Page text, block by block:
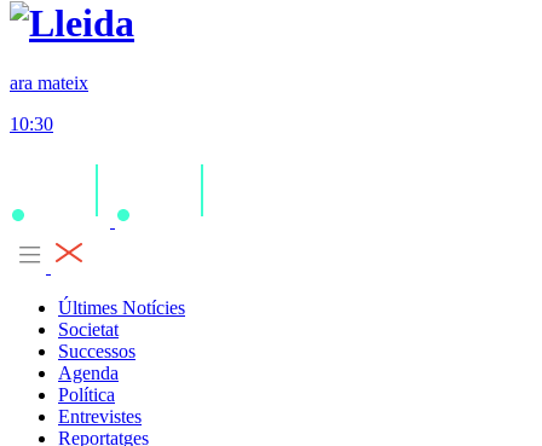
ara mateix
10:30
Últimes Notícies
Societat
Successos
Agenda
Política
Entrevistes
Reportatges